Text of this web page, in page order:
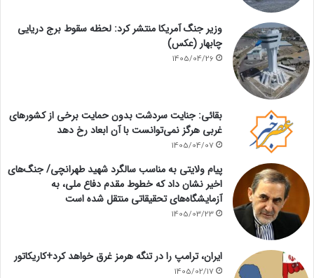
وزیر جنگ آمریکا منتشر کرد: لحظه سقوط برج دریایی
چابهار (عکس)
1405/04/26
بقائی: جنایت سردشت بدون حمایت برخی از کشورهای
غربی هرگز نمی‌توانست با آن ابعاد رخ دهد
1405/04/07
پیام ولایتی به مناسب سالگرد شهید طهرانچی/ جنگ‌های
اخیر نشان داد که خطوط مقدم دفاع ملی، به
آزمایشگاه‌های تحقیقاتی منتقل شده است
1405/03/23
ایران، ترامپ را در تنگه هرمز غرق خواهد کرد+کاریکاتور
1405/02/17